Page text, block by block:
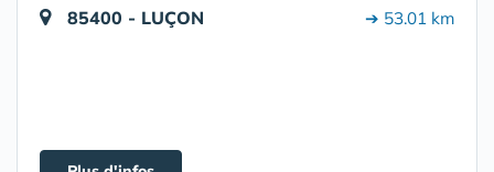
85400 - LUÇON ➔ 53.01 km